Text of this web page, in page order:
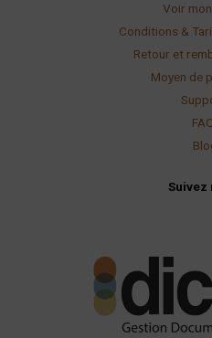
Voir
Conditions &
Retour et
Moyen de
Suivez